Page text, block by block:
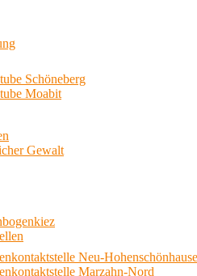
Schöneberg
Moabit
Gewalt
Neu-
Marzahn-Nord